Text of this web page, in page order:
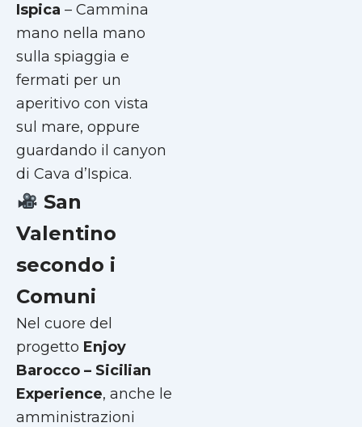
Ispica – Cammina
mano nella mano
sulla spiaggia e
fermati per un
aperitivo con vista
sul mare, oppure
guardando il canyon
di Cava d’Ispica.
San
Valentino
secondo i
Comuni
Nel cuore del
progetto Enjoy
Barocco – Sicilian
Experience, anche le
amministrazioni